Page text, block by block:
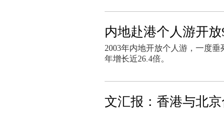
内地赴港个人游开
2003年内地开放个人游，一度
年增长近26.4倍。
文汇报：香港与北